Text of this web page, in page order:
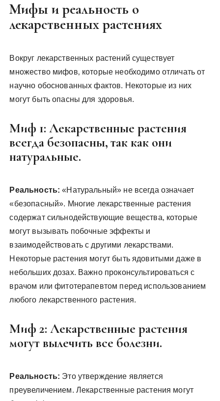
Мифы и реальность о
лекарственных растениях
Вокруг лекарственных растений существует
множество мифов‚ которые необходимо отличать от
научно обоснованных фактов. Некоторые из них
могут быть опасны для здоровья.
Миф 1: Лекарственные растения
всегда безопасны‚ так как они
натуральные.
Реальность: «Натуральный» не всегда означает
«безопасный». Многие лекарственные растения
содержат сильнодействующие вещества‚ которые
могут вызывать побочные эффекты и
взаимодействовать с другими лекарствами.
Некоторые растения могут быть ядовитыми даже в
небольших дозах. Важно проконсультироваться с
врачом или фитотерапевтом перед использованием
любого лекарственного растения.
Миф 2: Лекарственные растения
могут вылечить все болезни.
Реальность: Это утверждение является
преувеличением. Лекарственные растения могут